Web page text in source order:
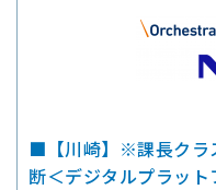
■【川崎】※課長クラ
断＜デジタルプラッ